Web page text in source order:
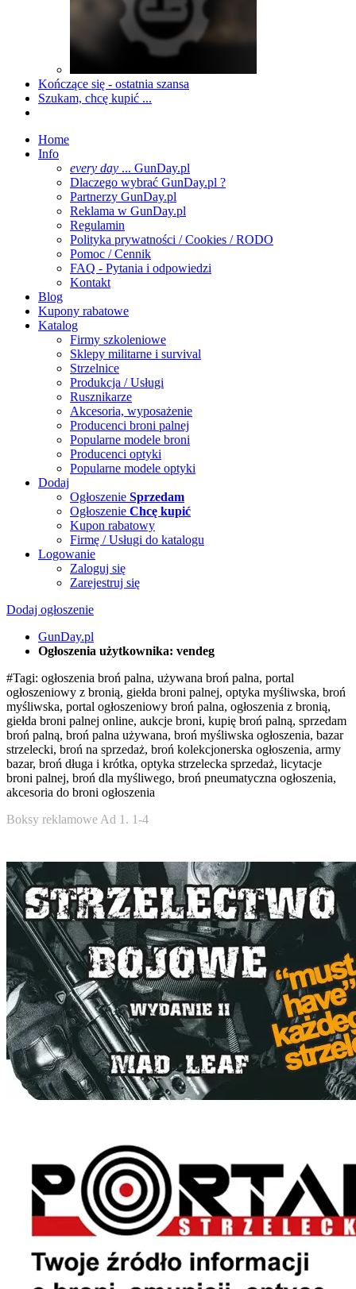
Kończące się - ostatnia szansa
Szukam, chcę kupić ...
Home
Info
every day ... GunDay.pl
Dlaczego wybrać GunDay.pl ?
Partnerzy GunDay.pl
Reklama w GunDay.pl
Regulamin
Polityka prywatności / Cookies / RODO
Pomoc / Cennik
FAQ - Pytania i odpowiedzi
Kontakt
Blog
Kupony rabatowe
Katalog
Firmy szkoleniowe
Sklepy militarne i survival
Strzelnice
Produkcja / Usługi
Rusznikarze
Akcesoria, wyposażenie
Producenci broni palnej
Popularne modele broni
Producenci optyki
Popularne modele optyki
Dodaj
Ogłoszenie Sprzedam
Ogłoszenie Chcę kupić
Kupon rabatowy
Firmę / Usługi do katalogu
Logowanie
Zaloguj się
Zarejestruj się
Dodaj ogłoszenie
GunDay.pl
Ogłoszenia użytkownika: vendeg
#Tagi: ogłoszenia broń palna, używana broń palna, portal
ogłoszeniowy z bronią, giełda broni palnej, optyka myśliwska, broń
myśliwska, portal ogłoszeniowy broń palna, ogłoszenia z bronią,
giełda broni palnej online, aukcje broni, kupię broń palną, sprzedam
broń palną, broń palna używana, broń myśliwska ogłoszenia, bazar
strzelecki, broń na sprzedaż, broń kolekcjonerska ogłoszenia, army
bazar, broń długa i krótka, optyka strzelecka sprzedaż, licytacje
broni palnej, broń dla myśliwego, broń pneumatyczna ogłoszenia,
akcesoria do broni ogłoszenia
Boksy reklamowe Ad 1. 1-4